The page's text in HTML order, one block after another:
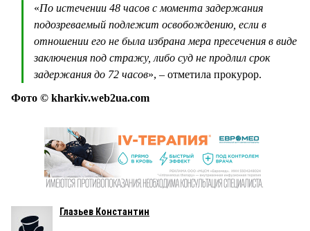
«По истечении 48 часов с момента задержания
подозреваемый подлежит освобождению, если в
отношении его не была избрана мера пресечения в виде
заключения под стражу, либо суд не продлил срок
задержания до 72 часов», – отметила прокурор.
Фото © kharkiv.web2ua.com
Глазьев Константин